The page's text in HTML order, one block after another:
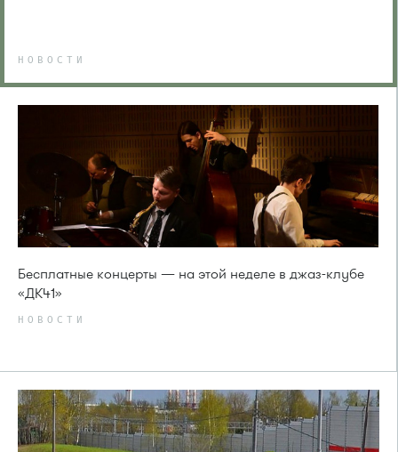
НОВОСТИ
Бесплатные концерты — на этой неделе в джаз-клубе
«ДК41»
НОВОСТИ